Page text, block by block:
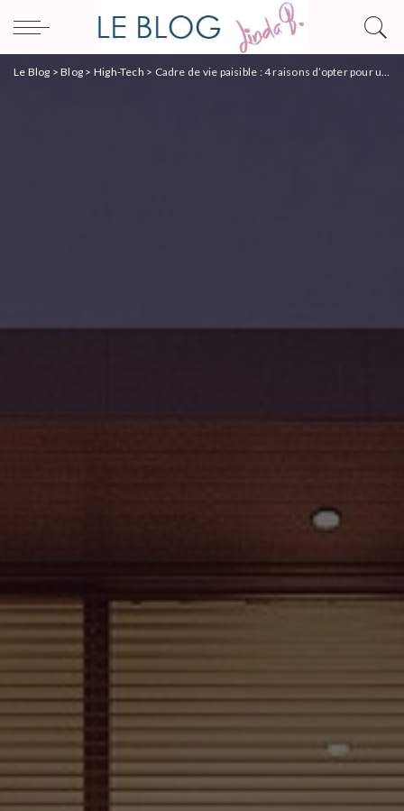
Le Blog >Blog > High-Tech > Cadre de vie paisible : 4 raisons d’opter pour une maison connectée